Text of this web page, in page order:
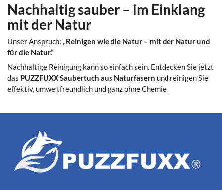
Nachhaltig sauber – im Einklang
mit der Natur
Unser Anspruch: „Reinigen wie die Natur – mit der Natur und
für die Natur.“
Nachhaltige Reinigung kann so einfach sein. Entdecken Sie jetzt
das PUZZFUXX Saubertuch aus Naturfasern und reinigen Sie
effektiv, umweltfreundlich und ganz ohne Chemie.